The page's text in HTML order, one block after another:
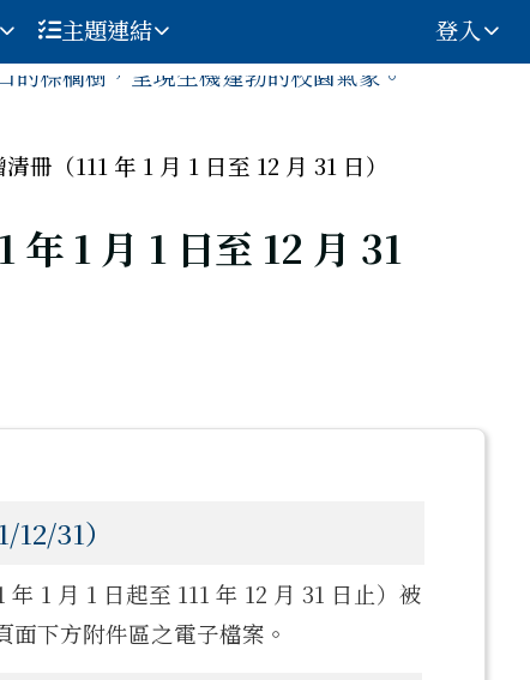
主題連結 登入
冊（111 年 1 月 1 日至 12 月 31 日）
年 1 月 1 日至 12 月 31
31）
1 月 1 日起至 111 年 12 月 31 日止）被
下方附件區之電子檔案。